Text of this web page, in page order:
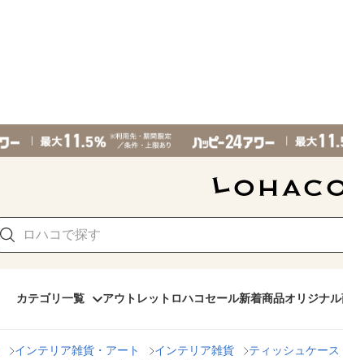
カテゴリ一覧 アウトレット ロハコセール新着商品オリジナ
インテリア雑貨・アート インテリア雑貨
ティッシュケー